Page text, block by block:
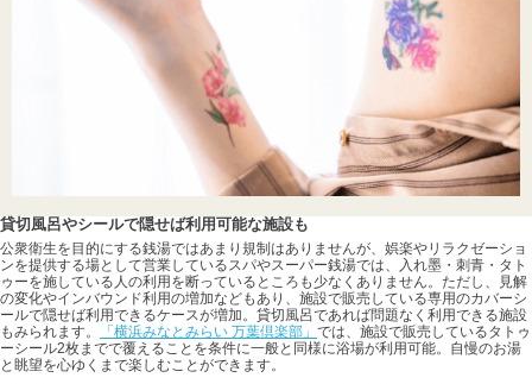
貸切風呂やシールで隠せば利用可能な施設も
公衆衛生を目的にする銭湯ではあまり規制はありませんが、娯楽やリラクゼーショ
ンを提供する場として営業しているスパやスーパー銭湯では、入れ墨・刺青・タト
ゥーを施している人の利用を断っているところも少なくありません。ただし、見解
の変化やインバウンド利用の増加などもあり、施設で販売している専用のカバーシ
ールで隠せば利用できるケースが増加。貸切風呂であれば問題なく利用できる施設
もみられます。
「横浜みなとみらい 万葉倶楽部」 では、施設で販売しているタトゥ
ーシール2枚までで覆えることを条件に一般と同様に浴場が利用可能。自慢のお湯
と眺望を心ゆくまで楽しむことができます。